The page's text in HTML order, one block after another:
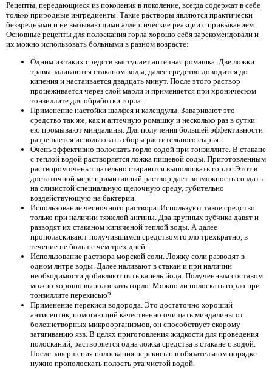
Рецепты, передающиеся из поколения в поколение, всегда содержат в себе
только природные ингредиенты. Такие растворы являются практически
безвредными и не вызывающими аллергические реакции с привыканием.
Основные рецепты для полоскания горла хорошо себя зарекомендовали и
их можно использовать больными в разном возрасте:
Одним из таких средств выступает аптечная ромашка. Две ложки
травы заливаются стаканом воды, далее средство доводится до
кипения и настаивается двадцать минут. После этого раствор
процеживается через слой марли и применяется при хроническом
тонзиллите для обработки горла.
Применение настойки шалфея и календулы. Заваривают это
средство так же, как и аптечную ромашку и несколько раз в сутки
ею промывают миндалины. Для получения большей эффективности
разрешается использовать сборы растительного сырья.
Очень эффективно полоскать горло содой при тонзиллите. В стакане
с теплой водой растворяется ложка пищевой соды. Приготовленным
раствором очень тщательно стараются выполоскать горло. Этот в
достаточной мере примитивный раствор дает возможность создать
на слизистой специальную щелочную среду, губительно
воздействующую на бактерии.
Использование чесночного раствора. Используют такое средство
только при наличии тяжелой ангины. Два крупных зубчика давят и
разводят их стаканом кипяченой теплой воды. А далее
прополаскивают получившимся средством горло трехкратно, в
течение не больше чем трех дней.
Использование раствора морской соли. Ложку соли разводят в
одном литре воды. Далее наливают в стакан и при наличии
необходимости добавляют пять капель йода. Полученным составом
можно хорошо выполоскать горло. Можно ли полоскать горло при
тонзиллите перекисью?
Применение перекиси водорода. Это достаточно хороший
антисептик, помогающий качественно очищать миндалины от
болезнетворных микроорганизмов, он способствует скорому
затягиванию язв. В целях приготовления жидкости для проведения
полосканий, растворяется одна ложка средства в стакане с водой.
После завершения полоскания перекисью в обязательном порядке
нужно прополоскать полость рта чистой водой.